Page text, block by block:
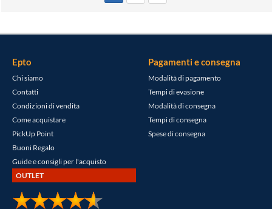
Epto
Chi siamo
Contatti
Condizioni di vendita
Come acquistare
PickUp Point
Buoni Regalo
Guide e consigli per l'acquisto
OUTLET
Pagamenti e consegna
Modalità di pagamento
Tempi di evasione
Modalità di consegna
Tempi di consegna
Spese di consegna